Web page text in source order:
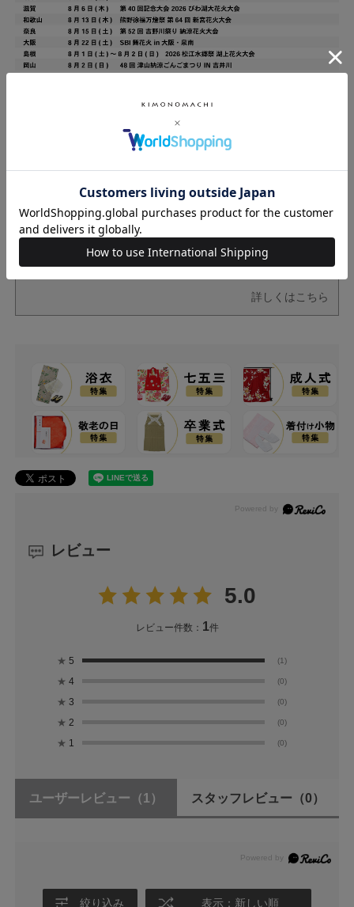
商品の品質につきましては、万全を期しておりますが、万一不
良・破損などがございましたら、商品到着後、営業日7日以内
にお知らせください。返品・交換につきましては、営業日7日
詳しくはこちら
レビュー
5.0
レビュー件数： 1件
★ 5 (1)
★ 4 (0)
★ 3 (0)
★ 2 (0)
★ 1 (0)
ユーザーレビュー （1） スタッフレビュー （0）
絞り込み 表示：新しい順